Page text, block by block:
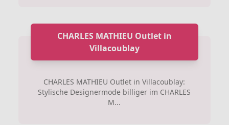
CHARLES MATHIEU Outlet in
Villacoublay
CHARLES MATHIEU Outlet in Villacoublay:
Stylische Designermode billiger im CHARLES
M...